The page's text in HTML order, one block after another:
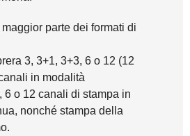
parte dei formati di
3, 3+1, 3+3, 6 o 12 (12
in modalità
6 o 12 canali di stampa in
nonché stampa della